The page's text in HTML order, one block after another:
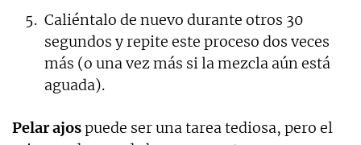
Caliéntalo de nuevo durante otros 30
segundos y repite este proceso dos veces
más (o una vez más si la mezcla aún está
aguada).
Pelar ajospuede ser una tarea tediosa, pero el